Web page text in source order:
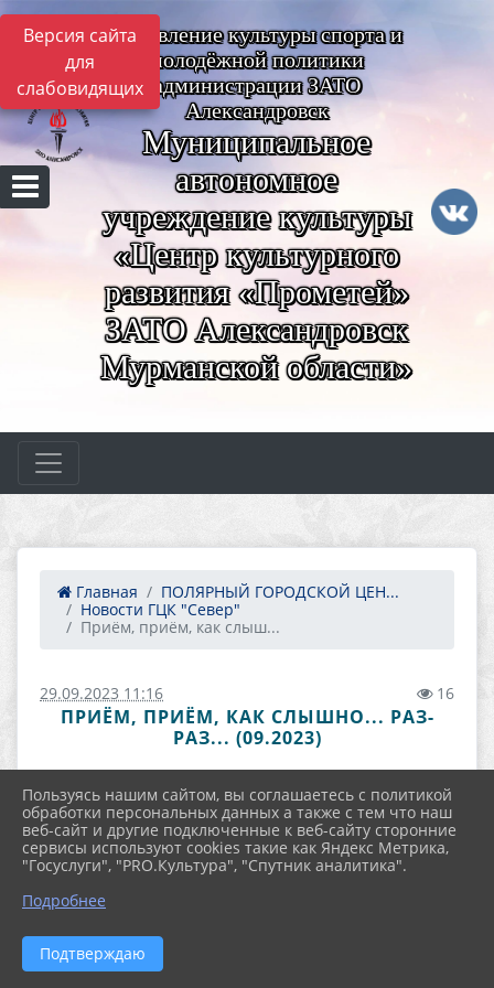
Версия сайта
для
слабовидящих
Управление культуры спорта и
молодёжной политики
администрации ЗАТО
Александровск
Муниципальное
автономное
учреждение культуры
«Центр культурного
развития «Прометей»
ЗАТО Александровск
Мурманской области»
Главная
ПОЛЯРНЫЙ ГОРОДСКОЙ ЦЕН...
Новости ГЦК "Север"
Приём, приём, как слыш...
29.09.2023 11:16 16
ПРИЁМ, ПРИЁМ, КАК СЛЫШНО... РАЗ-
РАЗ... (09.2023)
Пользуясь нашим сайтом, вы соглашаетесь с политикой
обработки персональных данных а также с тем что наш
веб-сайт и другие подключенные к веб-сайту сторонние
сервисы используют cookies такие как Яндекс Метрика,
"Госуслуги", "PRO.Культура", "Спутник аналитика".
Подробнее
Подтверждаю